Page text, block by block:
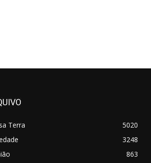
Terra
5020
3248
863